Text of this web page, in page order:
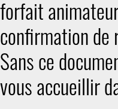
forfait
confirmation de
Sans ce
vous accueillir